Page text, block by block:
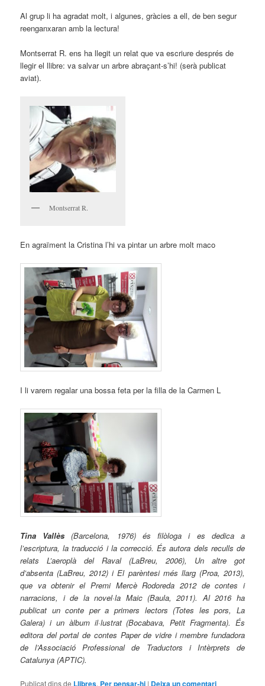
Al grup li ha agradat molt, i algunes, gràcies a ell, de ben segur
reenganxaran amb la lectura!
Montserrat R. ens ha llegit un relat que va escriure després de
llegir el llibre: va salvar un arbre abraçant-s’hi! (serà publicat
aviat).
Montserrat R.
En agraïment la Cristina l’hi va pintar un arbre molt maco
I li varem regalar una bossa feta per la filla de la Carmen L
Tina Vallès (Barcelona, 1976) és filòloga i es dedica a
l’escriptura, la traducció i la correcció. És autora dels reculls de
relats L’aeroplà del Raval (LaBreu, 2006), Un altre got
d’absenta (LaBreu, 2012) i El parèntesi més llarg (Proa, 2013),
que va obtenir el Premi Mercè Rodoreda 2012 de contes i
narracions, i de la novel·la Maic (Baula, 2011). Al 2016 ha
publicat un conte per a primers lectors (Totes les pors, La
Galera) i un àlbum il·lustrat (Bocabava, Petit Fragmenta). És
editora del portal de contes Paper de vidre i membre fundadora
de l’Associació Professional de Traductors i Intèrprets de
Catalunya (APTIC).
Publicat dins de Llibres, Per pensar-hi | Deixa un comentari